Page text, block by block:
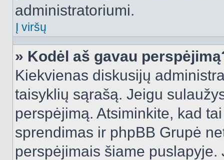
administratoriumi.
Į viršų
» Kodėl aš gavau
Kiekvienas diskusijų
taisyklių sąrašą. Jeigu
perspėjimą. Atsiminkite, kad
sprendimas ir phpBB Grupė
perspėjimais šiame